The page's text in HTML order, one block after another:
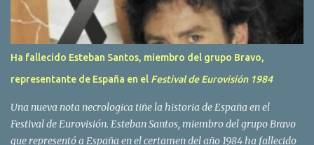
Ha fallecido Esteban Santos, miembro del grupo Bravo,
representante de España en el Festival de Eurovisión 1984
Una nueva nota necrologica tiñe la historia de España en el
Festival de Eurovisión. Esteban Santos, miembro del grupo Bravo
que representó a España en el certamen del año 1984 ha fallecido